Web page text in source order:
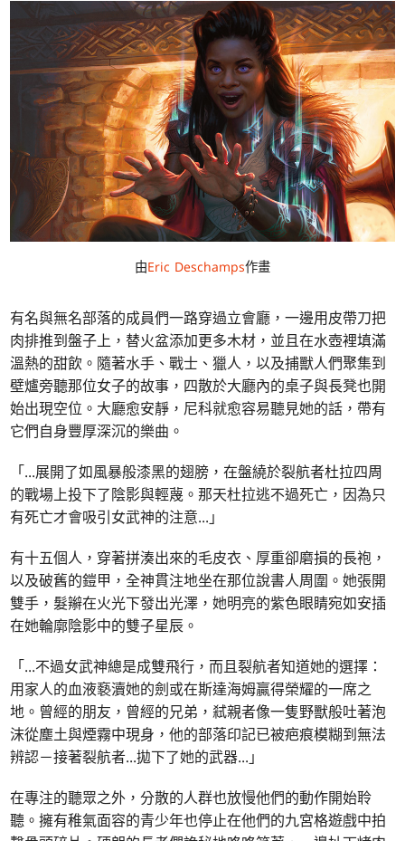
由Eric Deschamps作畫
有名與無名部落的成員們一路穿過立會廳，一邊用皮帶刀把
肉排推到盤子上，替火盆添加更多木材，並且在水壺裡填滿
溫熱的甜飲。隨著水手、戰士、獵人，以及捕獸人們聚集到
壁爐旁聽那位女子的故事，四散於大廳內的桌子與長凳也開
始出現空位。大廳愈安靜，尼科就愈容易聽見她的話，帶有
它們自身豐厚深沉的樂曲。
「...展開了如風暴般漆黑的翅膀，在盤繞於裂航者杜拉四周
的戰場上投下了陰影與輕蔑。那天杜拉逃不過死亡，因為只
有死亡才會吸引女武神的注意... 」
有十五個人，穿著拼湊出來的毛皮衣、厚重卻磨損的長袍，
以及破舊的鎧甲，全神貫注地坐在那位說書人周圍。她張開
雙手，髮辮在火光下發出光澤，她明亮的紫色眼睛宛如安插
在她輪廓陰影中的雙子星辰。
「...不過女武神總是成雙飛行，而且裂航者知道她的選擇：
用家人的血液褻瀆她的劍或在斯達海姆贏得榮耀的一席之
地。曾經的朋友，曾經的兄弟，弒親者像一隻野獸般吐著泡
沫從塵土與煙霧中現身，他的部落印記已被疤痕模糊到無法
辨認－接著裂航者...拋下了她的武器... 」
在專注的聽眾之外，分散的人群也放慢他們的動作開始聆
聽。擁有稚氣面容的青少年也停止在他們的九宮格遊戲中拍